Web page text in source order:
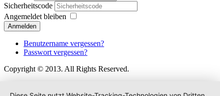
Sicherheitscode
Angemeldet bleiben
Anmelden
Benutzername vergessen?
Passwort vergessen?
Copyright © 2013. All Rights Reserved.